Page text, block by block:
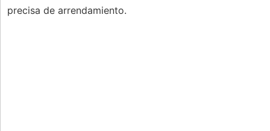
precisa de arrendamiento.